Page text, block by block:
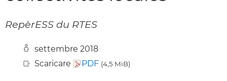
RepèrESS du RTES
settembre 2018
Scaricare
PDF (4,5 MiB)